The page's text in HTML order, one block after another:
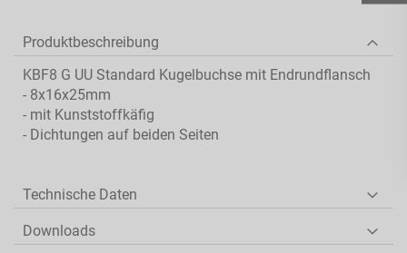
Produktbeschreibung
KBF8 G UU Standard Kugelbuchse mit Endrundflansch
- 8x16x25mm
- mit Kunststoffkäfig
- Dichtungen auf beiden Seiten
Technische Daten
Downloads